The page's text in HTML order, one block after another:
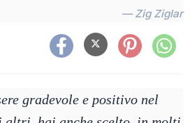
— Zig Ziglar
gradevole e positivo nel